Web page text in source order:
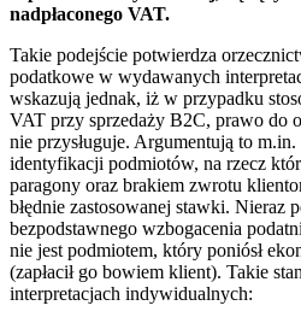
nadpłaconego VAT.
Takie podejście potwierdza
podatkowe w wydawanych
wskazują jednak, iż w przypadku
VAT przy sprzedaży B2C, prawo do
nie przysługuje. Argumentują to
identyfikacji podmiotów, na rzecz
paragony oraz brakiem zwrotu
błędnie zastosowanej stawki. Nieraz
bezpodstawnego wzbogacenia
nie jest podmiotem, który poniósł
(zapłacił go bowiem klient). Takie
interpretacjach indywidualnych: